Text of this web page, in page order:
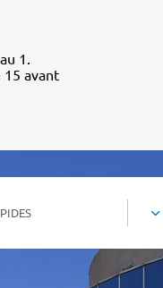
1.
15 avant